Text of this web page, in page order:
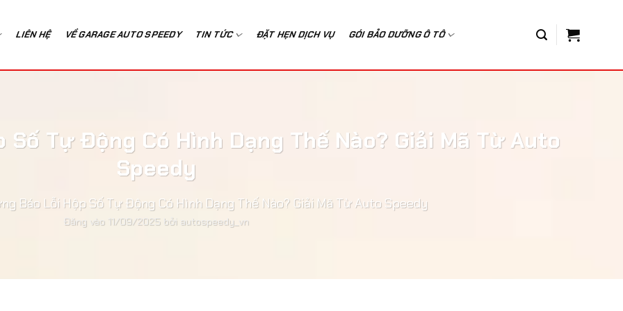
LIÊN HỆ VỀ GARAGE AUTO SPEEDY TIN TỨC ĐẶT HẸN DỊCH VỤ GÓI BẢO DƯỠNG Ô TÔ
Tự Động Có Hình Dạng Thế Nào? Giải Mã Từ Auto
Speedy
Báo Lỗi Hộp Số Tự Động Có Hình Dạng Thế Nào? Giải Mã Từ Auto Speedy
Đăng vào 11/09/2025 bởi autospeedy_vn